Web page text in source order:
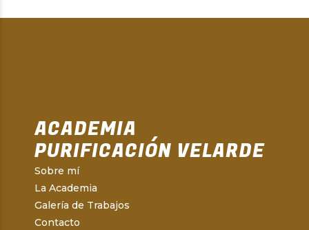
ACADEMIA
PURIFICACIÓN VELARDE
Sobre mí
La Academia
Galería de Trabajos
Contacto